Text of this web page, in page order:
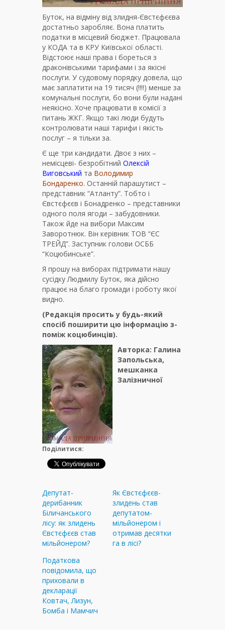
Буток, на відміну від злидня-Євстєфєєва
достатньо заробляє. Вона платить
податки в місцевий бюджет. Працювала
у КОДА та в КРУ Київської області.
Відстоює наші права і бореться з
драконівськими тарифами і за якісні
послуги. У судовому порядку довела, що
має заплатити на 19 тисяч (!!!!) менше за
комунальні послуги, бо вони були надані
неякісно. Хоче працювати в комісії з
питань ЖКГ. Якщо такі люди будуть
контролювати наші тарифи і якість
послуг – я тільки за.
Є ще три кандидати. Двоє з них –
немісцеві- безробітний Олексій
Виговський та Володимир
Бондаренко. Останній парашутист –
представник “Атланту”. Тобто і
Євстєфєєв і Бонадренко – представники
одного поля ягоди – забудовники.
Також йде на вибори Максим
Заворотнюк. Він керівник ТОВ “ЄС
ТРЕЙД”. Заступник голови ОСББ
“Коцюбинське”.
Я прошу на виборах підтримати нашу
сусідку Людмилу Буток, яка дійсно
працює на благо громади і роботу якої
видно.
(Редакція просить у будь-який
спосіб поширити цю інформацію з-
поміж коцюбинців).
Авторка: Галина
Запольська,
мешканка
Залізничної
Поділитися:
Депутат-
дерибанник
Біличанського
лісу: як злидень
Євстєфєєв став
мільйонером?
Як Євстєфєєв-
злидень став
депутатом-
мільйонером і
отримав десятки
га в лісі?
Податкова
повідомила, що
приховали в
декларації
Ковтач, Лизун,
Бомба і Мамчич